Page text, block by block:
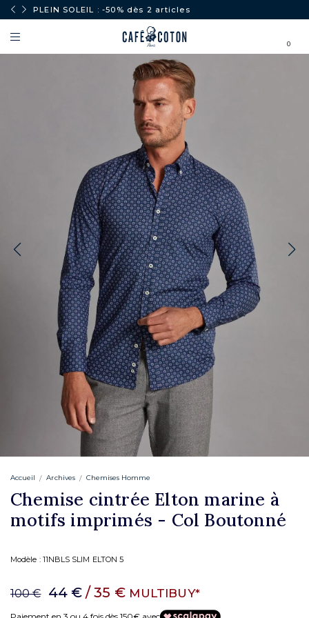
PLEIN SOLEIL : -50% dès 2 articles
0
Accueil Archives Chemises Homme
Chemise cintrée Elton marine à
motifs imprimés - Col Boutonné
Modèle : 11NBLS SLIM ELTON 5
100 € 44 € / 35 € MULTIBUY*